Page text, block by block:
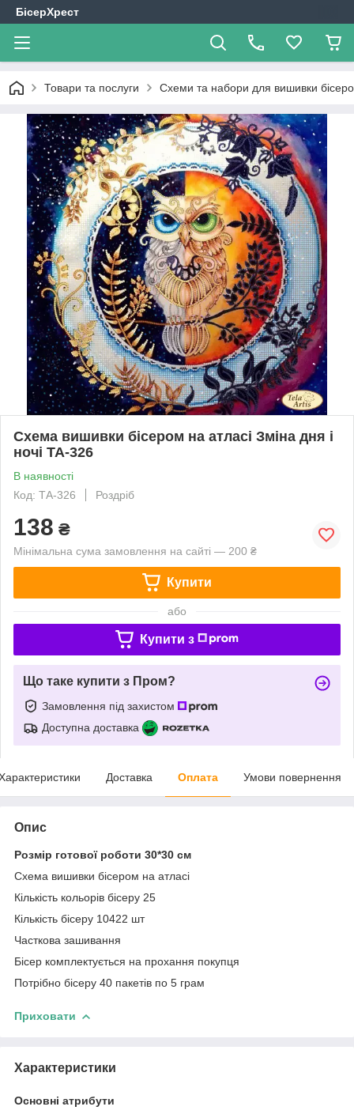
БісерХрест
Товари та послуги Схеми та набори для вишивки
Схема вишивки бісером на атласі Зміна дня і
ночі ТА-326
В наявності
Код: ТА-326
Роздріб
138 ₴
Мінімальна сума замовлення на сайті — 200 ₴
Купити
або
Купити з
Що таке купити з Пром?
Замовлення під захистом
Доступна доставка
Доставка Оплата Умови повернення
Опис
Розмір готової роботи 30*30 см
Схема вишивки бісером на атласі
Кількість кольорів бісеру 25
Кількість бісеру 10422 шт
Часткова зашивання
Бісер комплектується на прохання покупця
Потрібно бісеру 40 пакетів по 5 грам
Приховати
Характеристики
Основні атрибути